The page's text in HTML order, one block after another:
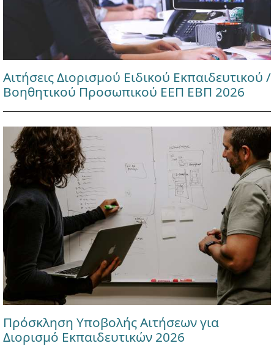
Αιτήσεις Διορισμού Ειδικού Εκπαιδευτικού /
Βοηθητικού Προσωπικού ΕΕΠ ΕΒΠ 2026
Πρόσκληση Υποβολής Αιτήσεων για
Διορισμό Εκπαιδευτικών 2026